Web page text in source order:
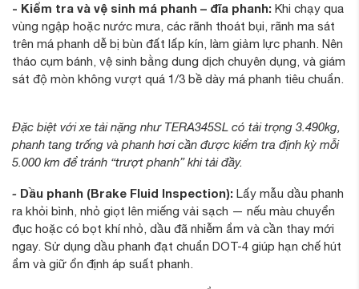
- Kiểm tra và vệ sinh má phanh – đĩa phanh: Khi chạy qua
vùng ngập hoặc nước mưa, các rãnh thoát bụi, rãnh ma sát
trên má phanh dễ bị bùn đất lấp kín, làm giảm lực phanh. Nên
tháo cụm bánh, vệ sinh bằng dung dịch chuyên dụng, và giám
sát độ mòn không vượt quá 1/3 bề dày má phanh tiêu chuẩn.
Đặc biệt với xe tải nặng như TERA345SL có tải trọng 3.490kg,
phanh tang trống và phanh hơi cần được kiểm tra định kỳ mỗi
5.000 km để tránh “trượt phanh” khi tải đầy.
- Dầu phanh (Brake Fluid Inspection): Lấy mẫu dầu phanh
ra khỏi bình, nhỏ giọt lên miếng vải sạch — nếu màu chuyển
đục hoặc có bọt khí nhỏ, dầu đã nhiễm ẩm và cần thay mới
ngay. Sử dụng dầu phanh đạt chuẩn DOT-4 giúp hạn chế hút
ẩm và giữ ổn định áp suất phanh.